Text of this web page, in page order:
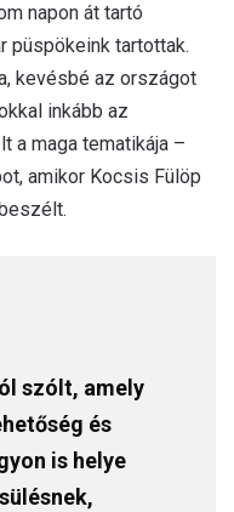
napon át tartó
püspökeink tartottak.
kevésbé az országot
inkább az
a maga tematikája –
amikor Kocsis Fülöp
szólt, amely
és
is helye